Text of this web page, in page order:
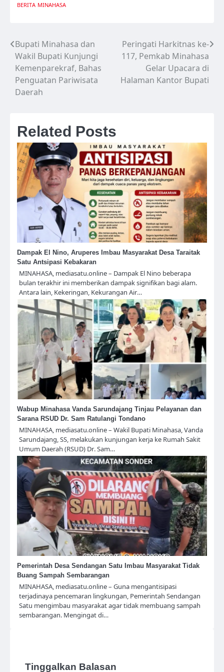
BERITA MINAHASA
Navigasi
pos
Bupati Minahasa dan
Wakil Bupati Kunjungi
Kemenparekraf, Bahas
Penguatan Pariwisata
Daerah
Peringati Harkitnas ke-
117, Pemkab Minahasa
Gelar Upacara di
Halaman Kantor Bupati
Related Posts
Dampak El Nino, Aruperes Imbau Masyarakat Desa Taraitak
Satu Antsipasi Kebakaran
MINAHASA, mediasatu.online – Dampak El Nino beberapa
bulan terakhir ini memberikan dampak signifikan bagi alam.
Antara lain, Kekeringan, Kekurangan Air…
Wabup Minahasa Vanda Sarundajang Tinjau Pelayanan dan
Sarana RSUD Dr. Sam Ratulangi Tondano
MINAHASA, mediasatu.online – Wakil Bupati Minahasa, Vanda
Sarundajang, SS, melakukan kunjungan kerja ke Rumah Sakit
Umum Daerah (RSUD) Dr. Sam…
Pemerintah Desa Sendangan Satu Imbau Masyarakat Tidak
Buang Sampah Sembarangan
MINAHASA, mediasatu.online – Guna mengantisipasi
terjadinaya pencemaran lingkungan, Pemerintah Sendangan
Satu mengimbau masyarakat agar tidak membuang sampah
sembarangan. Mengingat di…
Tinggalkan Balasan